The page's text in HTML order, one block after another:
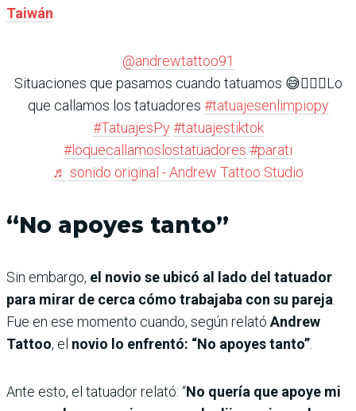
Taiwán
@andrewtattoo91
Situaciones que pasamos cuando tatuamos 😅🤷🏻‍♂️Lo
que callamos los tatuadores #tatuajesenlimpiopy
#TatuajesPy #tatuajestiktok
#loquecallamoslostatuadores #parati
♬ sonido original - Andrew Tattoo Studio
“No apoyes tanto”
Sin embargo, el novio se ubicó al lado del tatuador
para mirar de cerca cómo trabajaba con su pareja
Fue en ese momento cuando, según relató Andrew
Tattoo, el novio lo enfrentó: “No apoyes tanto”
Ante esto, el tatuador relató: “No quería que apoye mi